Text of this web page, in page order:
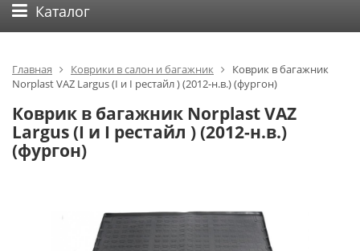
Каталог
Главная Коврики в салон и багажник
Коврик в багажник
Norplast VAZ Largus (I и I рестайл ) (2012-н.в.) (фургон)
Коврик в багажник Norplast VAZ
Largus (I и I рестайл ) (2012-н.в.)
(фургон)